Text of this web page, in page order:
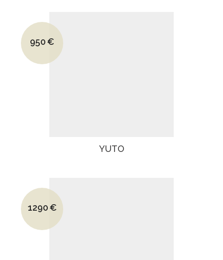
Le prix initial était : 1475€.
950€
Le prix actuel est : 950€.
YUTO
Le prix initial était : 2050€.
1290€
Le prix actuel est : 1290€.